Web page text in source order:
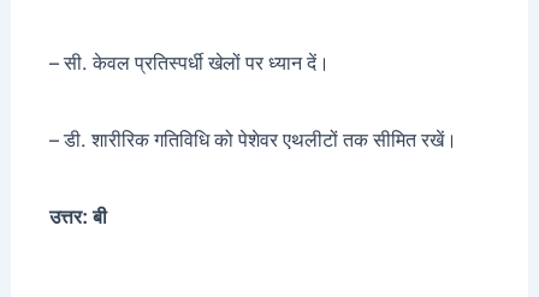
– सी. केवल प्रतिस्पर्धी खेलों पर ध्यान दें।
– डी. शारीरिक गतिविधि को पेशेवर एथलीटों तक सीमित रखें।
उत्तर: बी